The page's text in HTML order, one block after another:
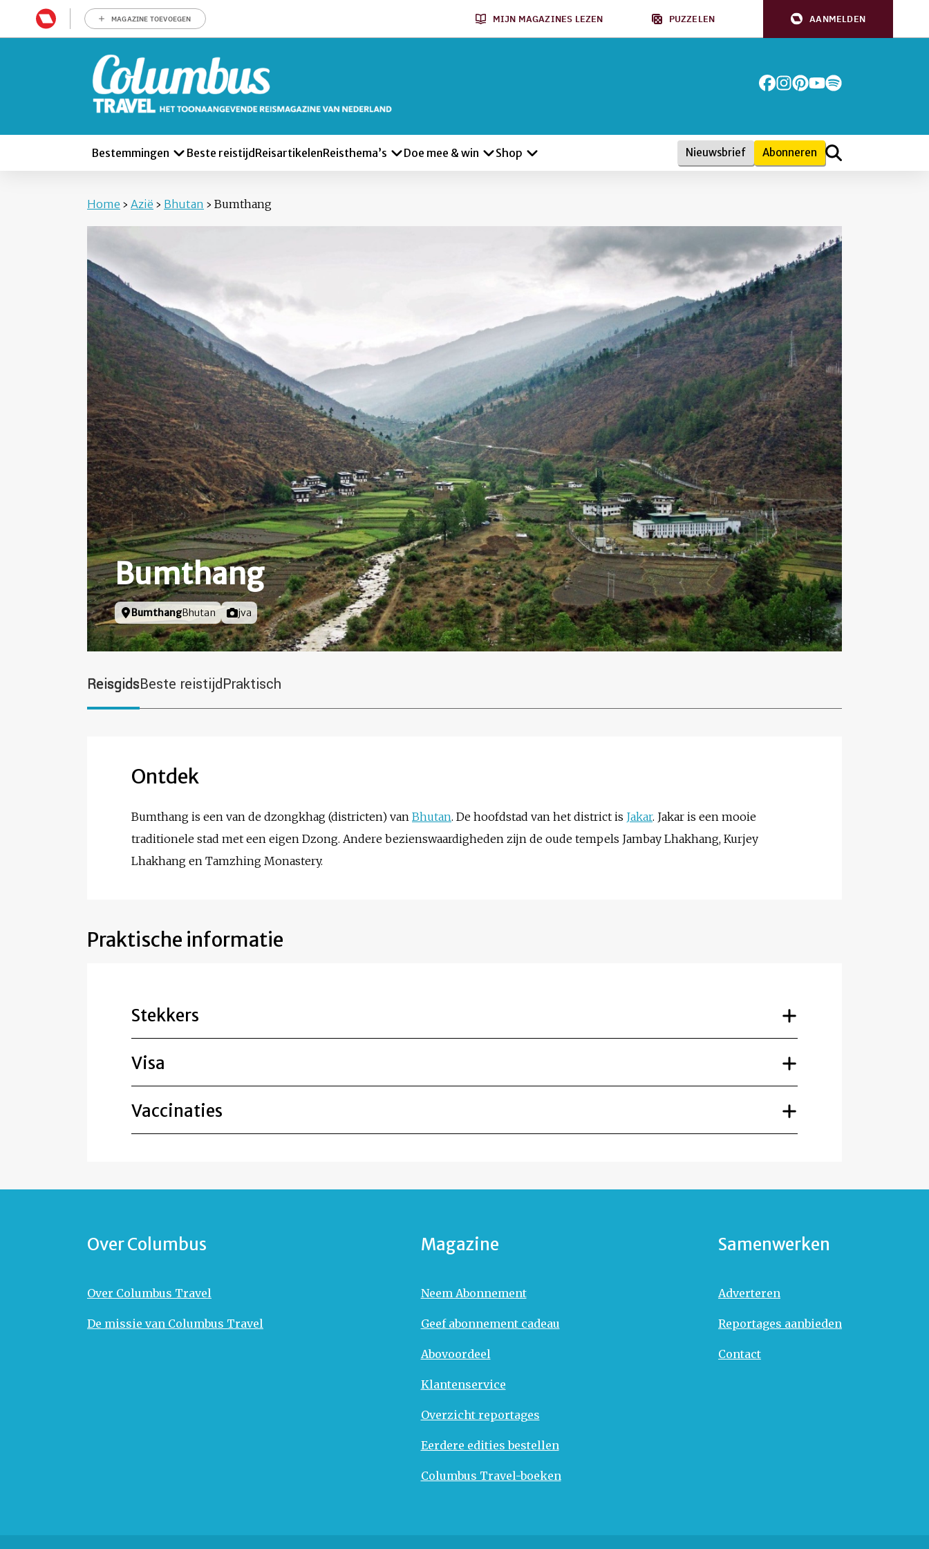
MAGAZINE TOEVOEGEN MIJN MAGAZINES LEZEN PUZZELEN AANMELDEN
Bestemmingen Beste reistijd ReisartikelenReisthema’s Doe mee & win Shop Nieuwsbrief Abonneren
Home › Azië › Bhutan › Bumthang
Bumthang
Locatie
BumthangBhutan Foto door
jva
ReisgidsBeste reistijdPraktisch
Ontdek
Bumthang is een van de dzongkhag (districten) van Bhutan. De hoofdstad van het district is Jakar. Jakar is een mooie
traditionele stad met een eigen Dzong. Andere bezienswaardigheden zijn de oude tempels Jambay Lhakhang, Kurjey
Lhakhang en Tamzhing Monastery.
Praktische informatie
Stekkers
Visa
Vaccinaties
Over Columbus
Over Columbus Travel
De missie van Columbus Travel
Magazine
Neem Abonnement
Geef abonnement cadeau
Abovoordeel
Klantenservice
Overzicht reportages
Eerdere edities bestellen
Columbus Travel-boeken
Samenwerken
Adverteren
Reportages aanbieden
Contact